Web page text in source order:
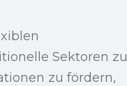
Sektoren zu
zu fördern,